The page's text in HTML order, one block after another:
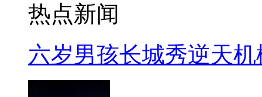
热点新闻
六岁男孩长城秀逆天机